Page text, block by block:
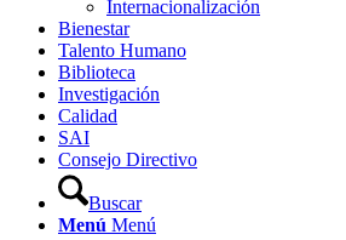
Internacionalización
Bienestar
Talento Humano
Biblioteca
Investigación
Calidad
SAI
Consejo Directivo
Buscar
Menú Menú